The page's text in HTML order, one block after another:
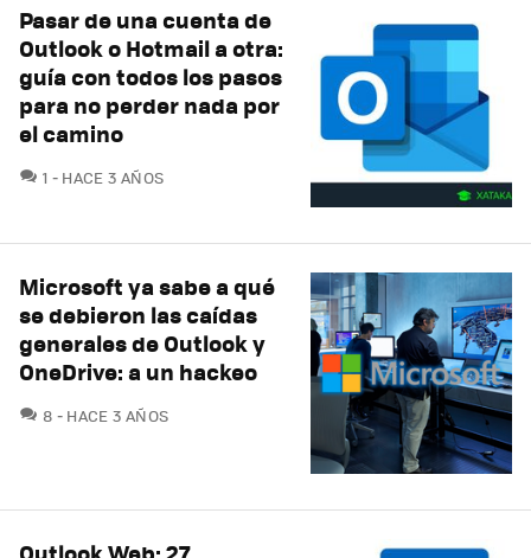
Pasar de una cuenta de
Outlook o Hotmail a otra:
guía con todos los pasos
para no perder nada por
el camino
1 COMENTARIOS
HACE 3 AÑOS
Microsoft ya sabe a qué
se debieron las caídas
generales de Outlook y
OneDrive: a un hackeo
8 COMENTARIOS
HACE 3 AÑOS